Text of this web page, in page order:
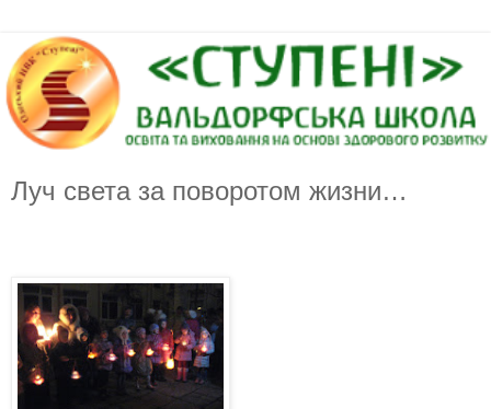
Луч света за поворотом жизни…